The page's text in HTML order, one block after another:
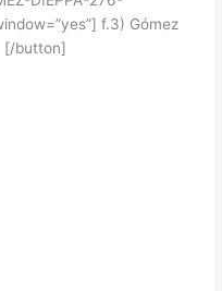
f.3) Gómez